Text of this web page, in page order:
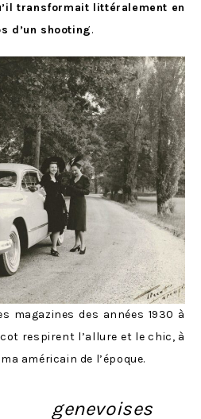
transformait littéralement en
d’un shooting.
magazines des années 1930 à
respirent l’allure et le chic, à
américain de l’époque.